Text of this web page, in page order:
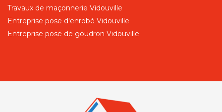
Travaux de maçonnerie Vidouville
Entreprise pose d'enrobé Vidouville
Entreprise pose de goudron Vidouville